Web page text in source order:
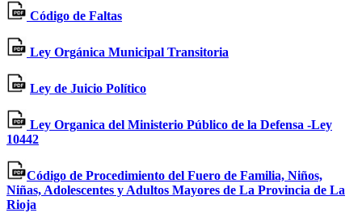
Código de Faltas
Ley Orgánica Municipal Transitoria
Ley de Juicio Político
Ley Organica del Ministerio Público de la Defensa -Ley
10442
Código de Procedimiento del Fuero de Familia, Niños,
Niñas, Adolescentes y Adultos Mayores de La Provincia de La
Rioja